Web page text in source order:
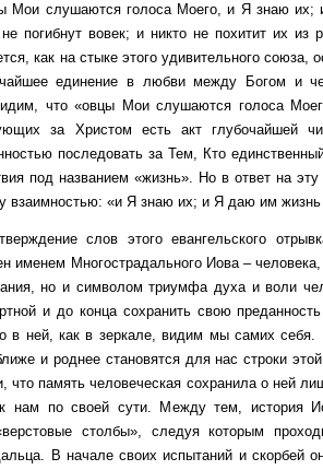
Мои слушаются голоса Моего, и Я знаю
погибнут вовек; и никто не похитит их
как на стыке этого удивительного союза,
единение в любви между Богом и
что «овцы Мои слушаются голоса
за Христом есть акт глубочайшей
последовать за Тем, Кто
под названием «жизнь». Но в ответ на
взаимностью: «и Я знаю их; и Я даю им
слов этого евангельского
именем Многострадального Иова –
но и символом триумфа духа и воли
и до конца сохранить свою
в ней, как в зеркале, видим мы самих
и роднее становятся для нас строки
что память человеческая сохранила о ней
нам по своей сути. Между тем, история
столбы», следуя которым
В начале своих испытаний и скорбей